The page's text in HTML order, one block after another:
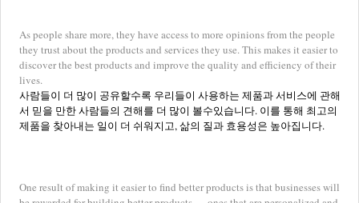
As people share more, they have access to more opinions from the people
they trust about the products and services they use. This makes it easier to
discover the best products and improve the quality and efficiency of their
lives.
사람들이 더 많이 공유할수록 우리들이 사용하는 제품과 서비스에 관해
서 믿을 만한 사람들의 견해를 더 많이 볼수있습니다. 이를 통해 최고의
제품을 찾아내는 일이 더 쉬워지고, 삶의 질과 효용성은 높아집니다.
One result of making it easier to find better products is that businesses will